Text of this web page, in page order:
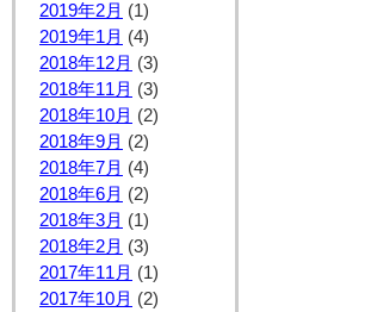
2019年2月 (1)
2019年1月 (4)
2018年12月 (3)
2018年11月 (3)
2018年10月 (2)
2018年9月 (2)
2018年7月 (4)
2018年6月 (2)
2018年3月 (1)
2018年2月 (3)
2017年11月 (1)
2017年10月 (2)